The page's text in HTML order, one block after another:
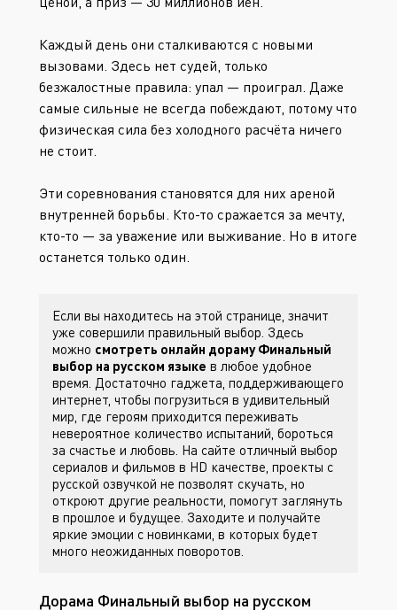
Каждый день они сталкиваются с новыми
вызовами. Здесь нет судей, только
безжалостные правила: упал — проиграл. Даже
самые сильные не всегда побеждают, потому что
физическая сила без холодного расчёта ничего
не стоит.
Эти соревнования становятся для них ареной
внутренней борьбы. Кто-то сражается за мечту,
кто-то — за уважение или выживание. Но в итоге
останется только один.
Если вы находитесь на этой странице, значит
уже совершили правильный выбор. Здесь
можно смотреть онлайн дораму Финальный
выбор на русском языке в любое удобное
время. Достаточно гаджета, поддерживающего
интернет, чтобы погрузиться в удивительный
мир, где героям приходится переживать
невероятное количество испытаний, бороться
за счастье и любовь. На сайте отличный выбор
сериалов и фильмов в HD качестве, проекты с
русской озвучкой не позволят скучать, но
откроют другие реальности, помогут заглянуть
в прошлое и будущее. Заходите и получайте
яркие эмоции с новинками, в которых будет
много неожиданных поворотов.
Дорама Финальный выбор на русском